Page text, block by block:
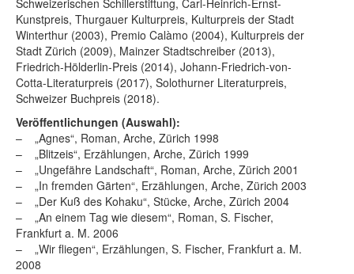
Schweizerischen Schillerstiftung, Carl-Heinrich-Ernst-
Kunstpreis, Thurgauer Kulturpreis, Kulturpreis der Stadt
Winterthur (2003), Premio Calàmo (2004), Kulturpreis der
Stadt Zürich (2009), Mainzer Stadtschreiber (2013),
Friedrich-Hölderlin-Preis (2014), Johann-Friedrich-von-
Cotta-Literaturpreis (2017), Solothurner Literaturpreis,
Schweizer Buchpreis (2018).
Veröffentlichungen (Auswahl):
– „Agnes“, Roman, Arche, Zürich 1998
– „Blitzeis“, Erzählungen, Arche, Zürich 1999
– „Ungefähre Landschaft“, Roman, Arche, Zürich 2001
– „In fremden Gärten“, Erzählungen, Arche, Zürich 2003
– „Der Kuß des Kohaku“, Stücke, Arche, Zürich 2004
– „An einem Tag wie diesem“, Roman, S. Fischer,
Frankfurt a. M. 2006
– „Wir fliegen“, Erzählungen, S. Fischer, Frankfurt a. M.
2008